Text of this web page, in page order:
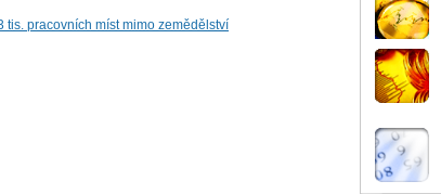
tis. pracovních míst mimo zemědělství